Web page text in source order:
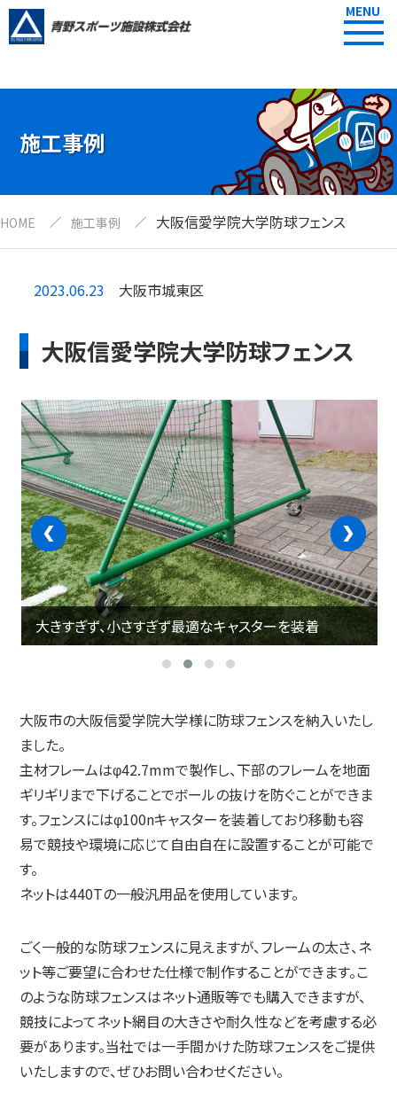
MENU
施工事例
HOME 施工事例 大阪信愛学院大学防球フェンス
2023.06.23 大阪市城東区
大阪信愛学院大学防球フェンス
大きすぎず、小さすぎず最適なキャスターを装着
‹
大阪市の大阪信愛学院大学様に防球フェンスを納入いたし
ました。
主材フレームはφ42.7mmで製作し、下部のフレームを地面
ギリギリまで下げることでボールの抜けを防ぐことができま
す。フェンスにはφ100nキャスターを装着しており移動も容
易で競技や環境に応じて自由自在に設置することが可能で
す。
ネットは440Tの一般汎用品を使用しています。
ごく一般的な防球フェンスに見えますが、フレームの太さ、ネ
ット等ご要望に合わせた仕様で制作することができます。こ
のような防球フェンスはネット通販等でも購入できますが、
競技によってネット網目の大きさや耐久性などを考慮する必
要があります。当社では一手間かけた防球フェンスをご提供
いたしますので、ぜひお問い合わせください。